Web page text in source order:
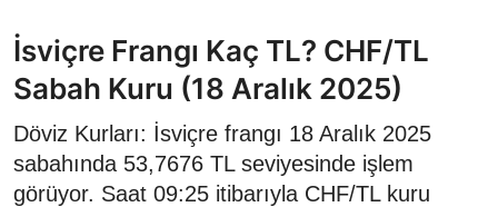
İsviçre Frangı Kaç TL? CHF/TL
Sabah Kuru (18 Aralık 2025)
Döviz Kurları: İsviçre frangı 18 Aralık 2025
sabahında 53,7676 TL seviyesinde işlem
görüyor. Saat 09:25 itibarıyla CHF/TL kuru